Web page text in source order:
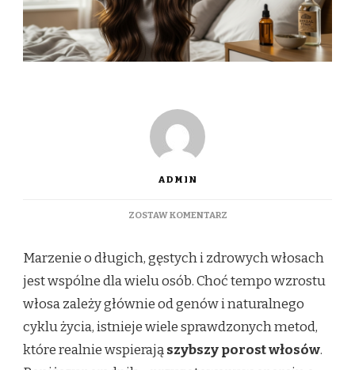
ADMIN
ZOSTAW KOMENTARZDO
POROST
WŁOSÓW
–
SKUTECZNE
SPOSOBY
I
PORADY
Marzenie o długich, gęstych i zdrowych włosach
jest wspólne dla wielu osób. Choć tempo wzrostu
włosa zależy głównie od genów i naturalnego
cyklu życia, istnieje wiele sprawdzonych metod,
które realnie wspierająszybszy porost włosów.